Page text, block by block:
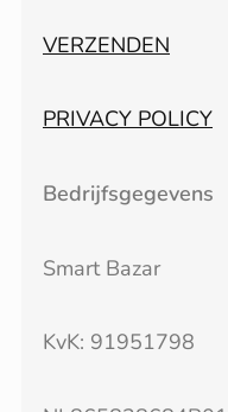
VERZENDEN
PRIVACY POLICY
Bedrijfsgegevens
Smart Bazar
KvK: 91951798